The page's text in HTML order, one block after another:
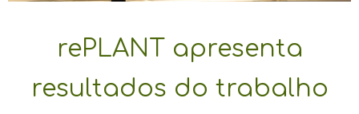
rePLANT apresenta
resultados do trabalho